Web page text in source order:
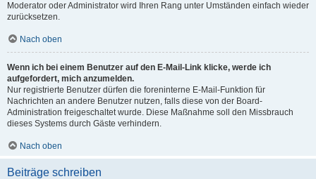
Moderator oder Administrator wird Ihren Rang unter Umständen einfach wieder
zurücksetzen.
Nach oben
Wenn ich bei einem Benutzer auf den E-Mail-Link klicke, werde ich
aufgefordert, mich anzumelden.
Nur registrierte Benutzer dürfen die foreninterne E-Mail-Funktion für
Nachrichten an andere Benutzer nutzen, falls diese von der Board-
Administration freigeschaltet wurde. Diese Maßnahme soll den Missbrauch
dieses Systems durch Gäste verhindern.
Nach oben
Beiträge schreiben